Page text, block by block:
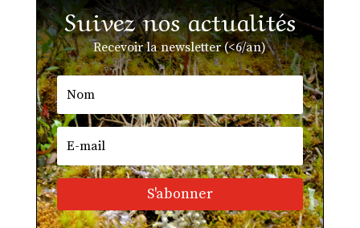
Suivez nos actualités
Recevoir la newsletter (<6/an)
S'abonner